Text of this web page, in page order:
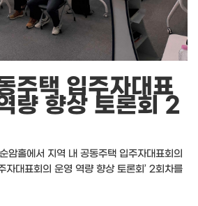
주택 입주자대표
량 향상 토론회 2
암홀에서 지역 내 공동주택 입주자대표회의
자대표회의 운영 역량 향상 토론회’ 2회차를